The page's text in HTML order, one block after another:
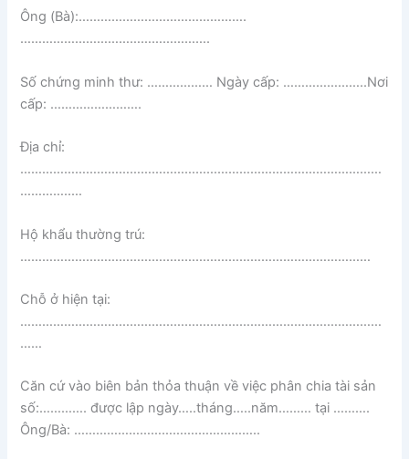
Ông (Bà):……………………………………….
…………………………………………….
Số chứng minh thư: ……………… Ngày cấp: …………………..Nơi
cấp: …………………….
Địa chỉ:
………………………………………………………………………………………
…………..…
Hộ khẩu thường trú:
……………………………………………………………………………………
Chỗ ở hiện tại:
………………………………………………………………………………………
……
Căn cứ vào biên bản thỏa thuận về việc phân chia tài sản
số:…………. được lập ngày…..tháng…..năm……… tại ……….
Ông/Bà: …………………………….……………..